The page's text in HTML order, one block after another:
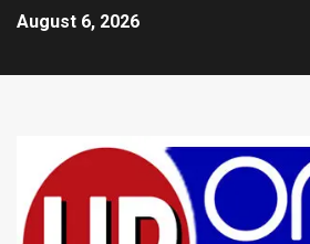
August 6, 2026